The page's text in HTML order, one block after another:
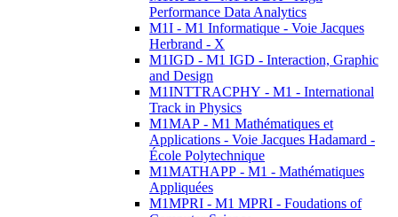
Performance Data Analytics
M1I - M1 Informatique - Voie Jacques
Herbrand - X
M1IGD - M1 IGD - Interaction, Graphic
and Design
M1INTTRACPHY - M1 - International
Track in Physics
M1MAP - M1 Mathématiques et
Applications - Voie Jacques Hadamard -
École Polytechnique
M1MATHAPP - M1 - Mathématiques
Appliquées
M1MPRI - M1 MPRI - Foudations of